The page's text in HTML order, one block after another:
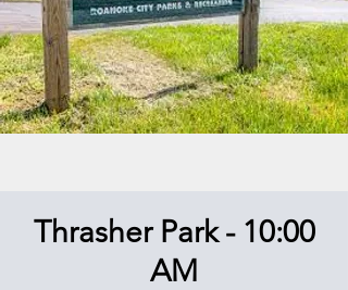
Thrasher Park - 10:00
AM